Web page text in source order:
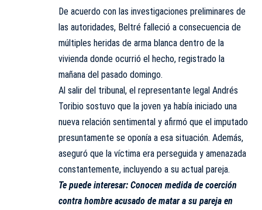
De acuerdo con las investigaciones preliminares de
las autoridades, Beltré falleció a consecuencia de
múltiples heridas de arma blanca dentro de la
vivienda donde ocurrió el hecho, registrado la
mañana del pasado domingo.
Al salir del tribunal, el representante legal Andrés
Toribio sostuvo que la joven ya había iniciado una
nueva relación sentimental y afirmó que el imputado
presuntamente se oponía a esa situación. Además,
aseguró que la víctima era perseguida y amenazada
constantemente, incluyendo a su actual pareja.
Te puede interesar: Conocen medida de coerción
contra hombre acusado de matar a su pareja en